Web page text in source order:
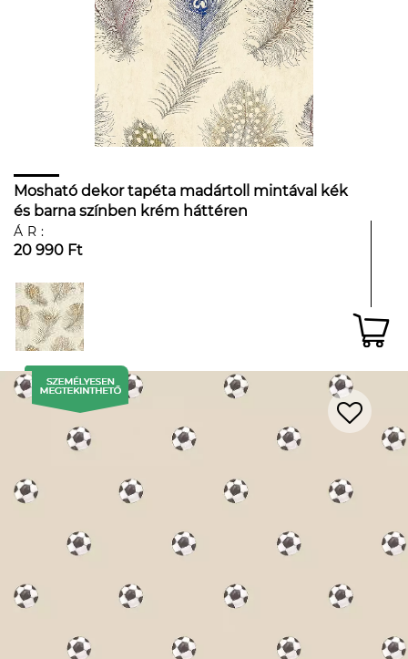
Mosható dekor tapéta madártoll mintával kék
és barna színben krém háttéren
ÁR:
20 990 Ft